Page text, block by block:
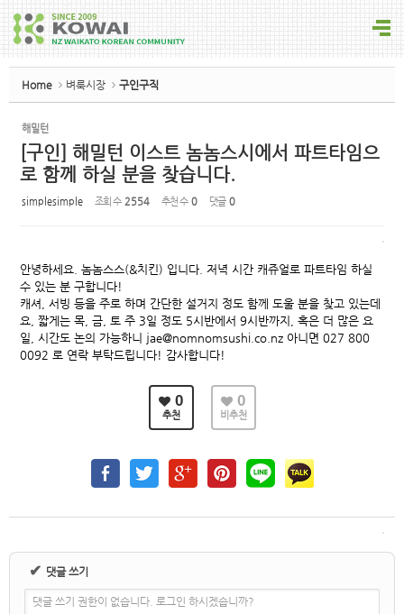
Home 벼룩시장 구인구직
해밀턴
[구인] 해밀턴 이스트 놈놈스시에서 파트타임으
로 함께 하실 분을 찾습니다.
simplesimple 조회 수 2554 추천 수 0 댓글 0
안녕하세요. 놈놈스스(&치킨) 입니다. 저녁 시간 캐쥬얼로 파트타임 하실
수 있는 분 구합니다!
캐셔, 서빙 등을 주로 하며 간단한 설거지 정도 함께 도울 분을 찾고 있는데
요, 짧게는 목, 금, 토 주 3일 정도 5시반에서 9시반까지, 혹은 더 많은 요
일, 시간도 논의 가능하니 jae@nomnomsushi.co.nz 아니면 027 800
0092 로 연락 부탁드립니다! 감사합니다!
0
추천
0
비추천
✔ 댓글 쓰기
댓글 쓰기 권한이 없습니다. 로그인 하시겠습니까?
Sketchbook5, 스케치북5
Sketchbook5, 스케치북5